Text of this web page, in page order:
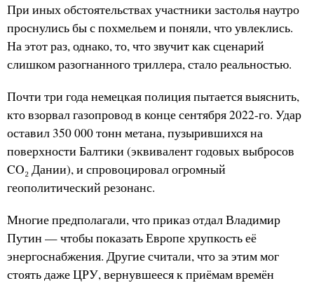
При иных обстоятельствах участники застолья наутро
проснулись бы с похмельем и поняли, что увлеклись.
На этот раз, однако, то, что звучит как сценарий
слишком разогнанного триллера, стало реальностью.
Почти три года немецкая полиция пытается выяснить,
кто взорвал газопровод в конце сентября 2022-го. Удар
оставил 350 000 тонн метана, пузырившихся на
поверхности Балтики (эквивалент годовых выбросов
CO₂ Дании), и спровоцировал огромный
геополитический резонанс.
Многие предполагали, что приказ отдал Владимир
Путин — чтобы показать Европе хрупкость её
энергоснабжения. Другие считали, что за этим мог
стоять даже ЦРУ, вернувшееся к приёмам времён